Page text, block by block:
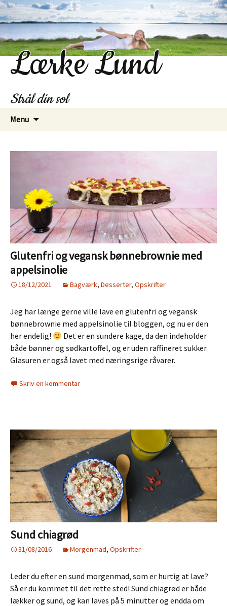
Lærke Lund
Strål din sol
Menu
Glutenfri og vegansk bønnebrownie med
appelsinolie
18/12/2021 Bagværk, Desserter, Opskrifter
Jeg har længe gerne ville lave en glutenfri og vegansk
bønnebrownie med appelsinolie til bloggen, og nu er den
her endelig!
Det er en sundere kage, da den indeholder
både bønner og sødkartoffel, og er uden raffineret sukker.
Glasuren er også lavet med næringsrige råvarer.
Skriv en kommentar
Sund chiagrød
31/08/2016 Morgenmad, Opskrifter
Leder du efter en sund morgenmad, som er hurtig at lave?
Så er du kommet til det rette sted! Sund chiagrød er både
lækker og sund, og kan laves på 5 minutter og endda om